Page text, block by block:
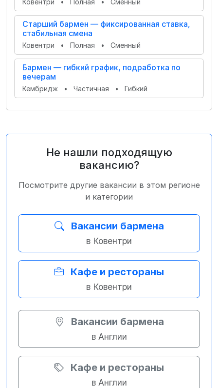
Ковентри • Полная • Сменный
Старший бармен — фиксированная ставка,
стабильная смена
Ковентри • Полная • Сменный
Бармен — гибкий график, подработка по
вечерам
Кембридж • Частичная • Гибкий
Не нашли подходящую
вакансию?
Посмотрите другие вакансии в этом регионе
и категории
Вакансии бармена
в Ковентри
Кафе и рестораны
в Ковентри
Вакансии бармена
в Англии
Кафе и рестораны
в Англии